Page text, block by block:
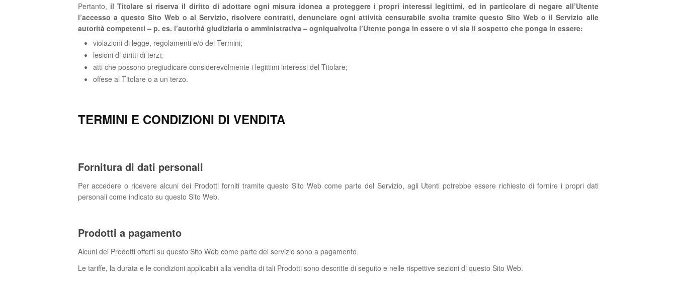
Pertanto, il Titolare si riserva il diritto di adottare ogni misura idonea a proteggere i propri interessi legittimi, ed in particolare di negare all’Utente
l’accesso a questo Sito Web o al Servizio, risolvere contratti, denunciare ogni attività censurabile svolta tramite questo Sito Web o il Servizio alle
autorità competenti – p. es. l’autorità giudiziaria o amministrativa – ogniqualvolta l’Utente ponga in essere o vi sia il sospetto che ponga in essere:
violazioni di legge, regolamenti e/o dei Termini;
lesioni di diritti di terzi;
atti che possono pregiudicare considerevolmente i legittimi interessi del Titolare;
offese al Titolare o a un terzo.
TERMINI E CONDIZIONI DI VENDITA
Fornitura di dati personali
Per accedere o ricevere alcuni dei Prodotti forniti tramite questo Sito Web come parte del Servizio, agli Utenti potrebbe essere richiesto di fornire i propri dati
personali come indicato su questo Sito Web.
Prodotti a pagamento
Alcuni dei Prodotti offerti su questo Sito Web come parte del servizio sono a pagamento.
Le tariffe, la durata e le condizioni applicabili alla vendita di tali Prodotti sono descritte di seguito e nelle rispettive sezioni di questo Sito Web.